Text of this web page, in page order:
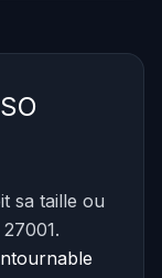
sa taille ou